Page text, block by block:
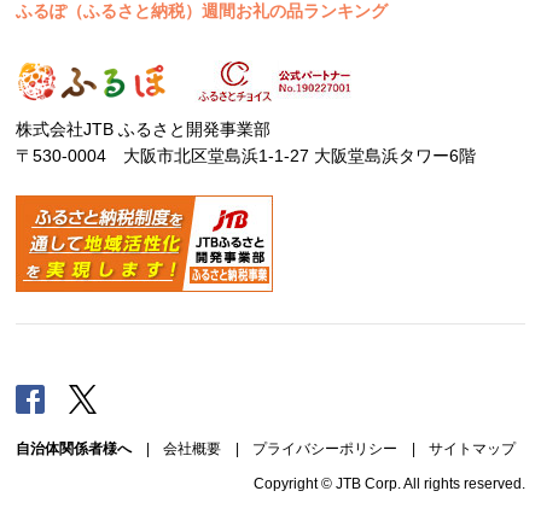
ふるぽ（ふるさと納税）週間お礼の品ランキング
株式会社JTB ふるさと開発事業部
〒530-0004 大阪市北区堂島浜1-1-27 大阪堂島浜タワー6階
Facebook
自治体関係者様へ| 会社概要 プライバシーポリシー サイトマップ
Copyright © JTB Corp. All rights reserved.